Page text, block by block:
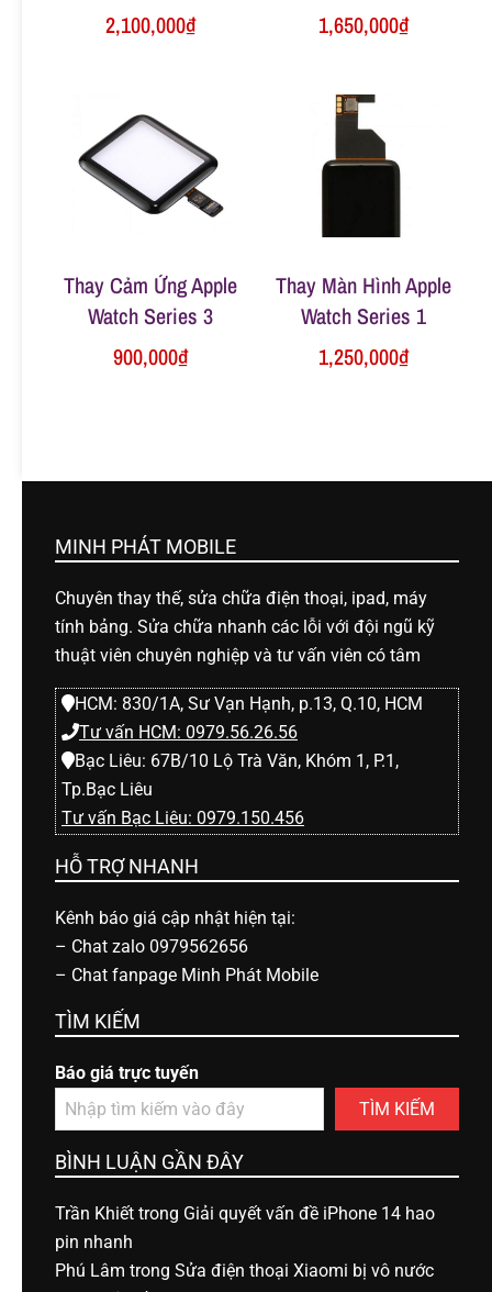
2,100,000₫
1,650,000₫
Thay Cảm Ứng Apple
Watch Series 3
900,000₫
Thay Màn Hình Apple
Watch Series 1
1,250,000₫
MINH PHÁT MOBILE
Chuyên thay thế, sửa chữa điện thoại, ipad, máy
tính bảng. Sửa chữa nhanh các lỗi với đội ngũ kỹ
thuật viên chuyên nghiệp và tư vấn viên có tâm
HCM: 830/1A, Sư Vạn Hạnh, p.13, Q.10, HCM
Tư vấn HCM: 0979.56.26.56
Bạc Liêu: 67B/10 Lộ Trà Văn, Khóm 1, P.1,
Tp.Bạc Liêu
Tư vấn Bạc Liêu: 0979.150.456
HỖ TRỢ NHANH
Kênh báo giá cập nhật hiện tại:
– Chat zalo 0979562656
– Chat fanpage Minh Phát Mobile
TÌM KIẾM
Báo giá trực tuyến
TÌM KIẾM
BÌNH LUẬN GẦN ĐÂY
Trần Khiết trong Giải quyết vấn đề iPhone 14 hao
pin nhanh
Phú Lâm trong Sửa điện thoại Xiaomi bị vô nước